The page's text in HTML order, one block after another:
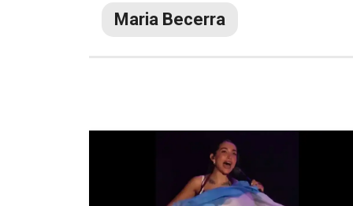
Maria Becerra